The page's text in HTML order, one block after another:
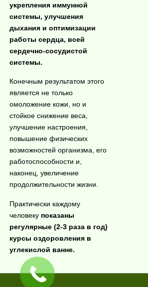
укрепления иммунной
системы, улучшения
дыхания и оптимизации
работы сердца, всей
сердечно-сосудистой
системы.
Конечным результатом этого
является не только
омоложение кожи, но и
стойкое снижение веса,
улучшение настроения,
повышение физических
возможностей организма, его
работоспособности и,
наконец, увеличение
продолжительности жизни.
Практически каждому
человеку показаны
регулярные (2-3 раза в год)
курсы оздоровления в
углекислой ванне.